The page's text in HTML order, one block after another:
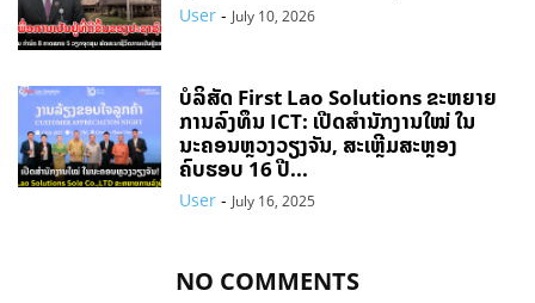
User - July 10, 2026
ບໍລິສັດ First Lao Solutions ຂະຫຍາຍ
ການລົງທຶນ ICT: ເປີດສຳນັກງານໃໝ່ ໃນ
ນະຄອນຫຼວງວຽງຈັນ, ສະເຫຼີມສະຫຼອງ
ຄົບຮອບ 16 ປີ...
User - July 16, 2025
NO COMMENTS